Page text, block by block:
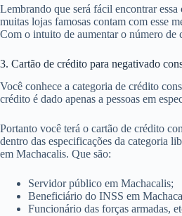
Lembrando que será fácil encontrar
muitas lojas famosas contam com esse
Com o intuito de aumentar o número de
3. Cartão de crédito para negativado
Você conhece a categoria de crédito
crédito é dado apenas a pessoas em
Portanto você terá o cartão de crédito
dentro das especificações da categoria
em Machacalis. Que são:
Servidor público em Machacalis;
Beneficiário do INSS em
Funcionário das forças armadas,